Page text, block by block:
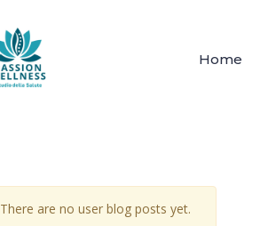
Home
There are no user blog posts yet.